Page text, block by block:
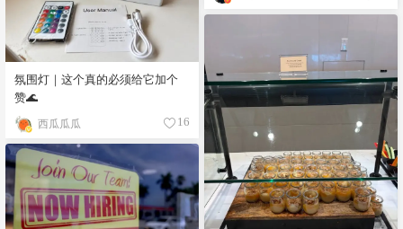
氛围灯｜这个真的必须给它加个
赞🌊
西瓜瓜瓜 16